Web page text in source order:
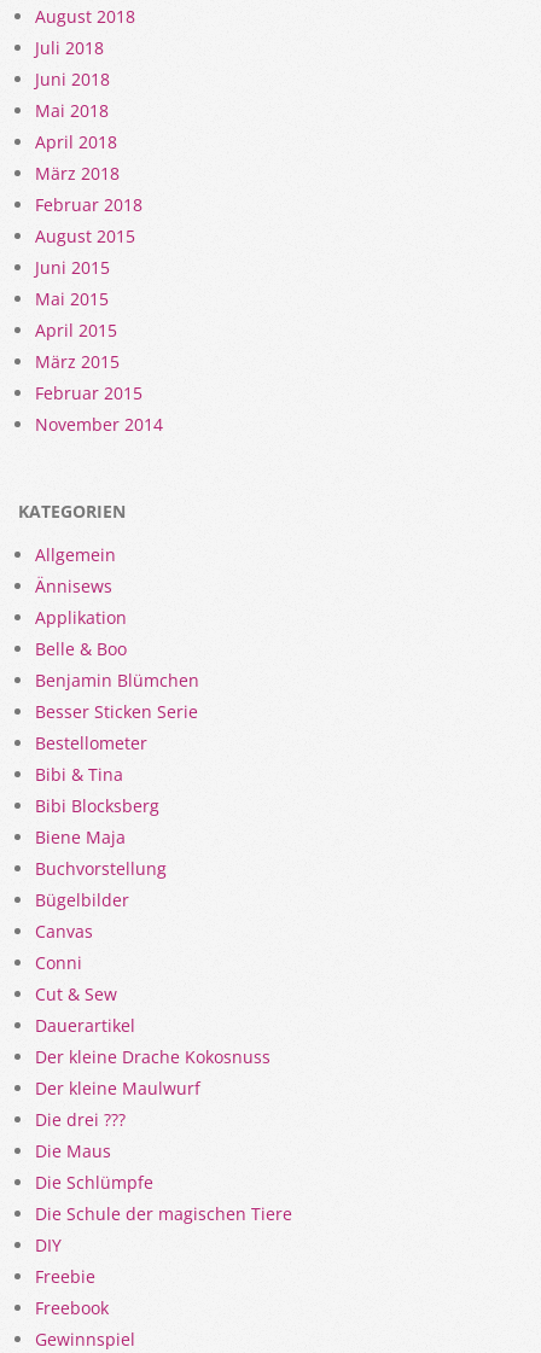
August 2018
Juli 2018
Juni 2018
Mai 2018
April 2018
März 2018
Februar 2018
August 2015
Juni 2015
Mai 2015
April 2015
März 2015
Februar 2015
November 2014
KATEGORIEN
Allgemein
Ännisews
Applikation
Belle & Boo
Benjamin Blümchen
Besser Sticken Serie
Bestellometer
Bibi & Tina
Bibi Blocksberg
Biene Maja
Buchvorstellung
Bügelbilder
Canvas
Conni
Cut & Sew
Dauerartikel
Der kleine Drache Kokosnuss
Der kleine Maulwurf
Die drei ???
Die Maus
Die Schlümpfe
Die Schule der magischen Tiere
DIY
Freebie
Freebook
Gewinnspiel